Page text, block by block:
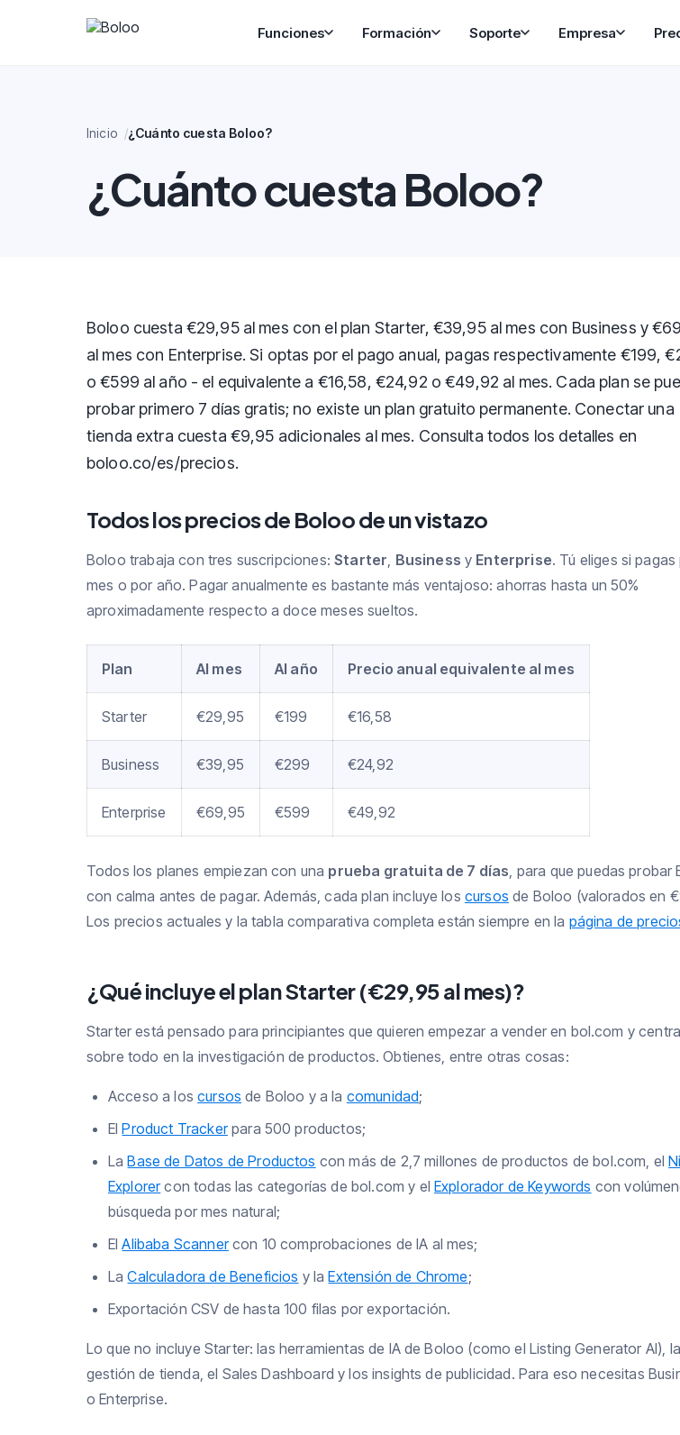
Funciones Formación Soporte Empresa
Inicio ¿Cuánto cuesta Boloo?
¿Cuánto cuesta Boloo?
Boloo cuesta €29,95 al mes con el plan Starter, €39,95 al mes con Business y
al mes con Enterprise. Si optas por el pago anual, pagas respectivamente €199,
o €599 al año - el equivalente a €16,58, €24,92 o €49,92 al mes. Cada plan se
probar primero 7 días gratis; no existe un plan gratuito permanente. Conectar una
tienda extra cuesta €9,95 adicionales al mes. Consulta todos los detalles en
boloo.co/es/precios.
Todos los precios de Boloo de un vistazo
Boloo trabaja con tres suscripciones:Starter, Business y Enterprise. Tú eliges si pagas
mes o por año. Pagar anualmente es bastante más ventajoso: ahorras hasta un 50%
aproximadamente respecto a doce meses sueltos.
Plan Al mes Al año Precio anual equivalente al mes
Starter €29,95 €199 €16,58
Business €39,95 €299 €24,92
Enterprise €69,95 €599 €49,92
Todos los planes empiezan con una prueba gratuita de 7 días, para que puedas probar
con calma antes de pagar. Además, cada plan incluye los cursos de Boloo (valorados en
Los precios actuales y la tabla comparativa completa están siempre en la página de
¿Qué incluye el plan Starter (€29,95 al mes)?
Starter está pensado para principiantes que quieren empezar a vender en bol.com y
sobre todo en la investigación de productos. Obtienes, entre otras cosas:
Acceso a loscursos de Boloo y a la comunidad;
ElProduct Trackerpara 500 productos;
LaBase de Datos de Productos con más de 2,7 millones de productos de bol.com, el
Explorercon todas las categorías de bol.com y elExplorador de Keywords con
búsqueda por mes natural;
ElAlibaba Scannercon 10 comprobaciones de IA al mes;
LaCalculadora de Beneficios y laExtensión de Chrome;
Exportación CSV de hasta 100 filas por exportación.
Lo que no incluye Starter: las herramientas de IA de Boloo (como el Listing Generator AI), la
gestión de tienda, el Sales Dashboard y los insights de publicidad. Para eso necesitas
o Enterprise.